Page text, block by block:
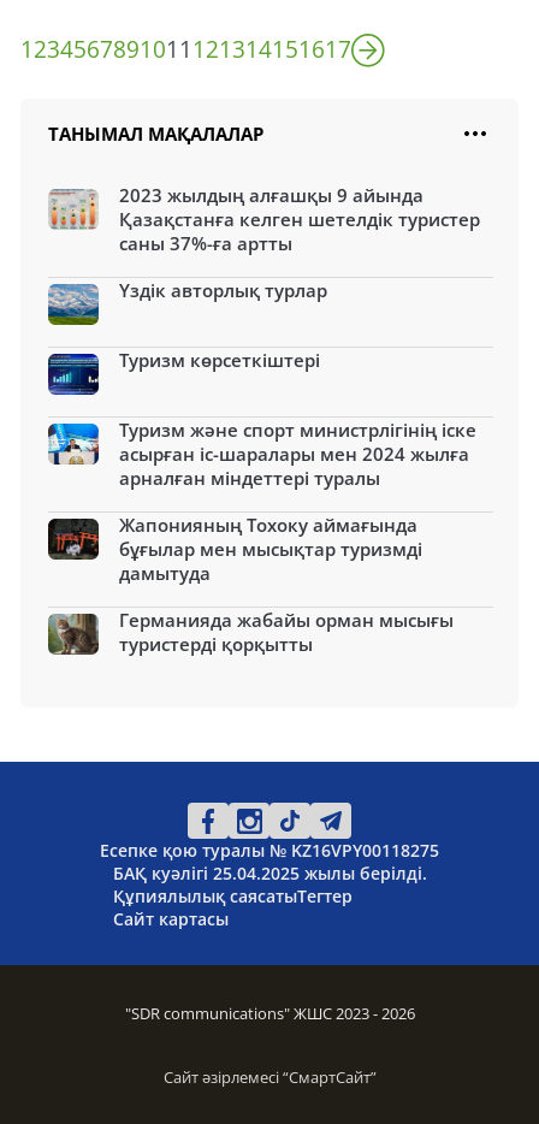
1234567891011 121314151617
ТАНЫМАЛ МАҚАЛАЛАР
2023 жылдың алғашқы 9 айында
Қазақстанға келген шетелдік туристер
саны 37%-ға артты
Үздік авторлық турлар
Туризм көрсеткіштері
Туризм және спорт министрлігінің іске
асырған іс-шаралары мен 2024 жылға
арналған міндеттері туралы
Жапонияның Тохоку аймағында
бұғылар мен мысықтар туризмді
дамытуда
Германияда жабайы орман мысығы
туристерді қорқытты
Есепке қою туралы № KZ16VPY00118275
БАҚ куәлігі 25.04.2025 жылы берілді.
Құпиялылық саясатыТегтер
Сайт картасы
"SDR communications" ЖШС 2023 - 2026
Сайт әзірлемесі “СмартСайт”